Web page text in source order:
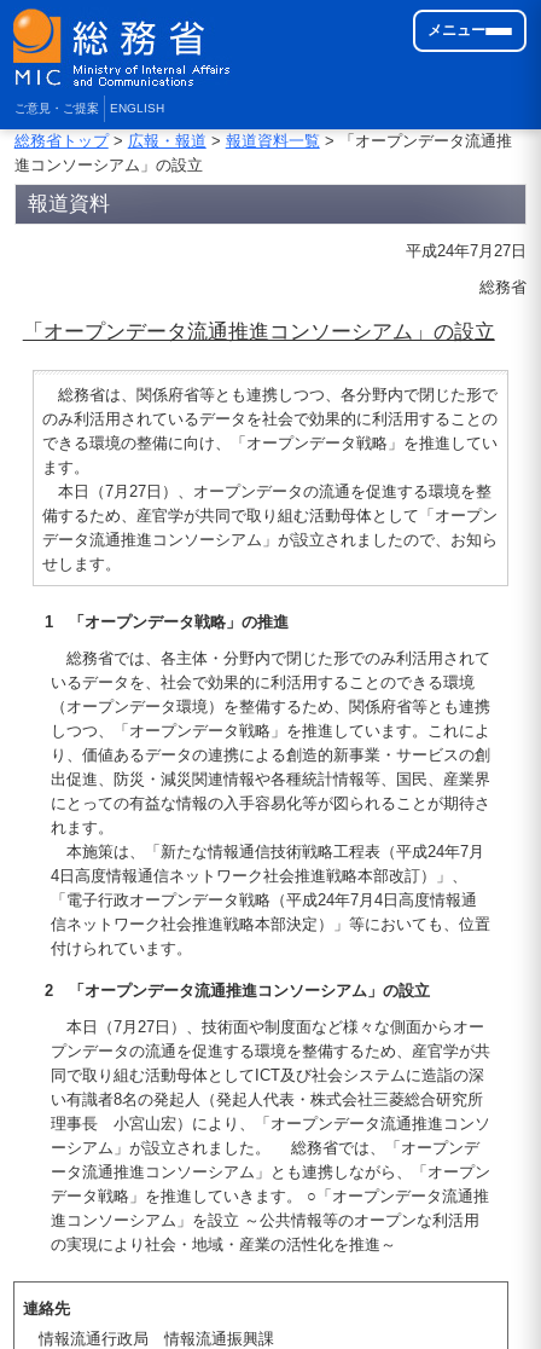
ご意見・ご提案 ENGLISH
メニュー
総務省トップ> 広報・報道 > 報道資料一覧> 「オープンデータ流通推
進コンソーシアム」の設立
報道資料
平成24年7月27日
総務省
「オープンデータ流通推進コンソーシアム」の設立
総務省は、関係府省等とも連携しつつ、各分野内で閉じた形で
のみ利活用されているデータを社会で効果的に利活用することの
できる環境の整備に向け、「オープンデータ戦略」を推進してい
ます。
本日（7月27日）、オープンデータの流通を促進する環境を整
備するため、産官学が共同で取り組む活動母体として「オープン
データ流通推進コンソーシアム」が設立されましたので、お知ら
せします。
1 「オープンデータ戦略」の推進
総務省では、各主体・分野内で閉じた形でのみ利活用されて
いるデータを、社会で効果的に利活用することのできる環境
（オープンデータ環境）を整備するため、関係府省等とも連携
しつつ、「オープンデータ戦略」を推進しています。これによ
り、価値あるデータの連携による創造的新事業・サービスの創
出促進、防災・減災関連情報や各種統計情報等、国民、産業界
にとっての有益な情報の入手容易化等が図られることが期待さ
れます。
本施策は、「新たな情報通信技術戦略工程表（平成24年7月
4日高度情報通信ネットワーク社会推進戦略本部改訂）」、
「電子行政オープンデータ戦略（平成24年7月4日高度情報通
信ネットワーク社会推進戦略本部決定）」等においても、位置
付けられています。
2 「オープンデータ流通推進コンソーシアム」の設立
本日（7月27日）、技術面や制度面など様々な側面からオー
プンデータの流通を促進する環境を整備するため、産官学が共
同で取り組む活動母体としてICT及び社会システムに造詣の深
い有識者8名の発起人（発起人代表・株式会社三菱総合研究所
理事長 小宮山宏）により、「オープンデータ流通推進コンソ
ーシアム」が設立されました。 総務省では、「オープンデ
ータ流通推進コンソーシアム」とも連携しながら、「オープン
データ戦略」を推進していきます。 ○「オープンデータ流通推
進コンソーシアム」を設立 ～公共情報等のオープンな利活用
の実現により社会・地域・産業の活性化を推進～
連絡先
情報流通行政局 情報流通振興課